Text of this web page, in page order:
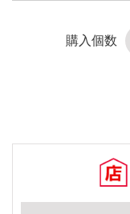
購入個数